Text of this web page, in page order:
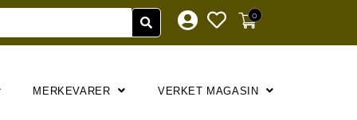
0
MERKEVARER VERKET MAGASIN